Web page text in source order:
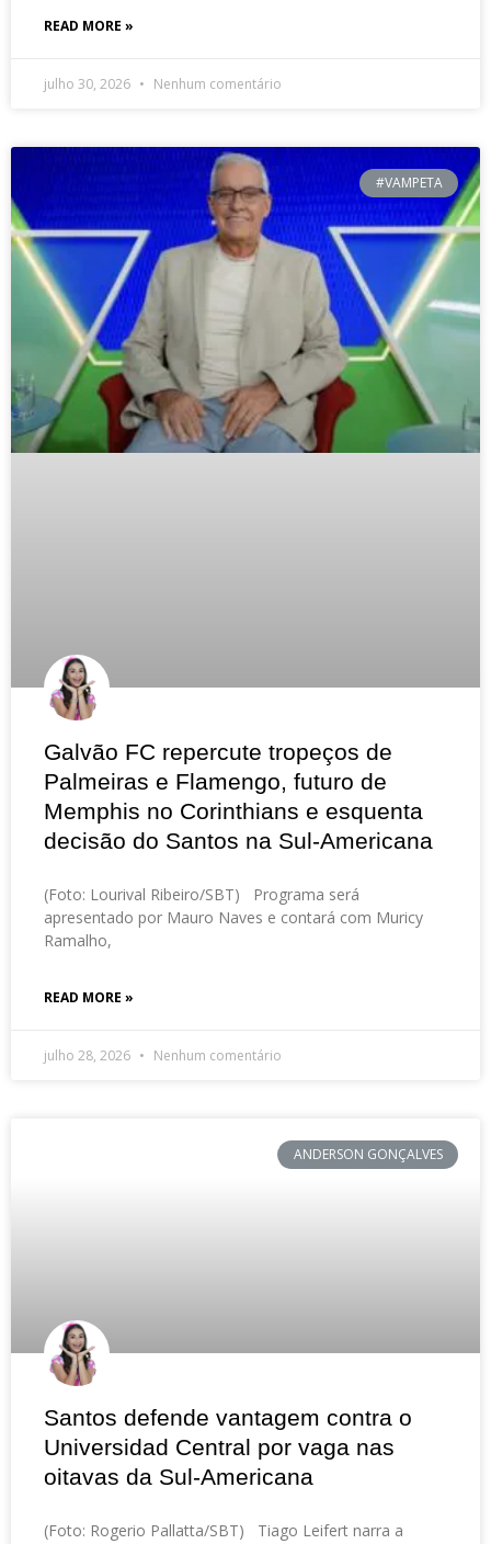
READ MORE »
julho 30, 2026 Nenhum comentário
#VAMPETA
Galvão FC repercute tropeços de
Palmeiras e Flamengo, futuro de
Memphis no Corinthians e esquenta
decisão do Santos na Sul-Americana
(Foto: Lourival Ribeiro/SBT) Programa será
apresentado por Mauro Naves e contará com Muricy
Ramalho,
READ MORE »
julho 28, 2026 Nenhum comentário
ANDERSON GONÇALVES
Santos defende vantagem contra o
Universidad Central por vaga nas
oitavas da Sul-Americana
(Foto: Rogerio Pallatta/SBT) Tiago Leifert narra a